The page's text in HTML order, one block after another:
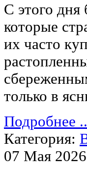
С этого дня
которые
их часто
только в
Подробнее
Категория:
07 Мая 2026